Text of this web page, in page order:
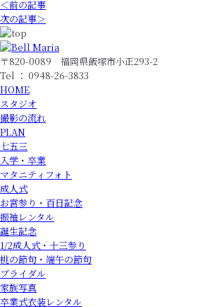
＜前の記事
次の記事＞
〒820-0089 福岡県飯塚市小正293-2
Tel ： 0948-26-3833
HOME
スタジオ
撮影の流れ
PLAN
七五三
入学・卒業
マタニティフォト
成人式
お宮参り・百日記念
振袖レンタル
誕生記念
1/2成人式・十三参り
桃の節句・端午の節句
ブライダル
家族写真
卒業式衣装レンタル